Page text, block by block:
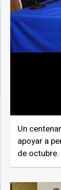
Un
apoyar a
de octubre.